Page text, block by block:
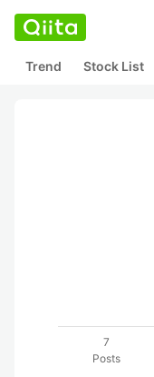
Trend Stock List
7
Posts